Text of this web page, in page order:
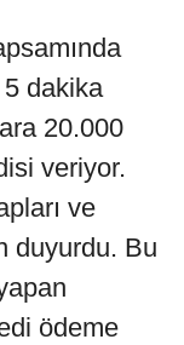
5 dakika
20.000
veriyor.
ve
duyurdu. Bu
ödeme